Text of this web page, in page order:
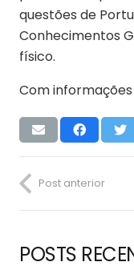
questões de
Conhecimentos
físico.
Com
Post anterior
POSTS